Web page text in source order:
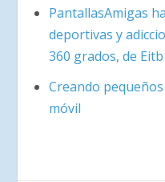
PantallasAmigas
deportivas y
360 grados, de Eitb
Creando
móvil